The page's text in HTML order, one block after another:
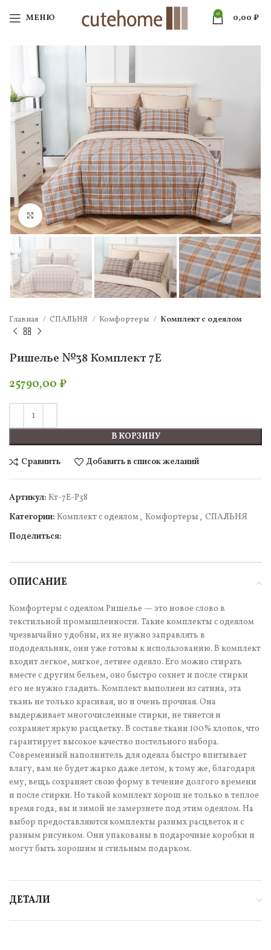
МЕНЮ 0 0,00 ₽
Нажмите, чтобы увеличить
Главная СПАЛЬНЯ Комфортеры Комплект c одеялом
Ришелье №38 Комплект 7Е
25790,00 ₽
В КОРЗИНУ
Сравнить Добавить в список желаний
Артикул: Кт-7Е-Р38
Категории: Комплект c одеялом , Комфортеры , СПАЛЬНЯ
Поделиться:
ОПИСАНИЕ
Комфортеры с одеялом Ришелье — это новое слово в
текстильной промышленности. Такие комплекты с одеялом
чрезвычайно удобны, их не нужно заправлять в
пододеяльник, они уже готовы к использованию. В комплект
входит легкое, мягкое, летнее одеяло. Его можно стирать
вместе с другим бельем, оно быстро сохнет и после стирки
его не нужно гладить. Комплект выполнен из сатина, эта
ткань не только красивая, но и очень прочная. Она
выдерживает многочисленные стирки, не тянется и
сохраняет яркую расцветку. В составе ткани 100% хлопок, что
гарантирует высокое качество постельного набора.
Современный наполнитель для одеяла быстро впитывает
влагу, вам не будет жарко даже летом, к тому же, благодаря
ему, вещь сохраняет свою форму в течение долгого времени
и после стирки. Но такой комплект хорош не только в теплое
время года, вы и зимой не замерзнете под этим одеялом. На
выбор предоставляются комплекты разных расцветок и с
разным рисунком. Они упакованы в подарочные коробки и
могут быть хорошим и стильным подарком.
ДЕТАЛИ